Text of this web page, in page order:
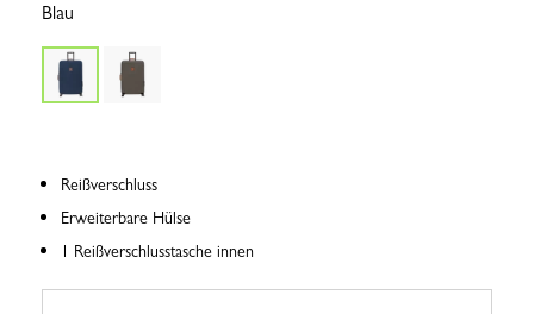
Blau
Reißverschluss
Erweiterbare Hülse
1 Reißverschlusstasche innen